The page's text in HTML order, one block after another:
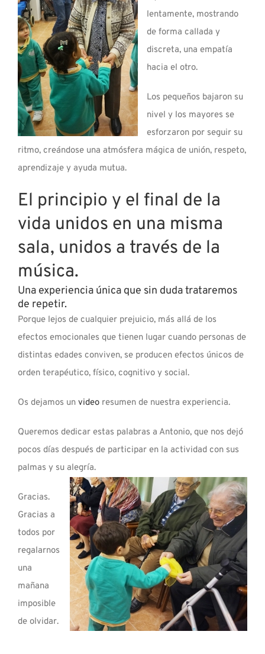
lentamente, mostrando
de forma callada y
discreta, una empatía
hacia el otro.
Los pequeños bajaron su
nivel y los mayores se
esforzaron por seguir su
ritmo, creándose una atmósfera mágica de unión, respeto,
aprendizaje y ayuda mutua.
El principio y el final de la
vida unidos en una misma
sala, unidos a través de la
música.
Una experiencia única que sin duda trataremos
de repetir.
Porque lejos de cualquier prejuicio, más allá de los
efectos emocionales que tienen lugar cuando personas de
distintas edades conviven, se producen efectos únicos de
orden terapéutico, físico, cognitivo y social.
Os dejamos un video resumen de nuestra experiencia.
Queremos dedicar estas palabras a Antonio, que nos dejó
pocos días después de participar en la actividad con sus
palmas y su alegría.
Gracias.
Gracias a
todos por
regalarnos
una
mañana
imposible
de olvidar.